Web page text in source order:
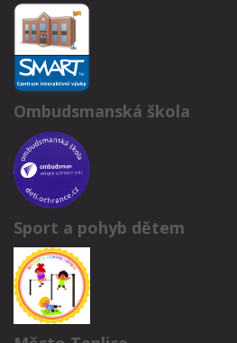
Ombudsmanská škola
Sport a pohyb dětem